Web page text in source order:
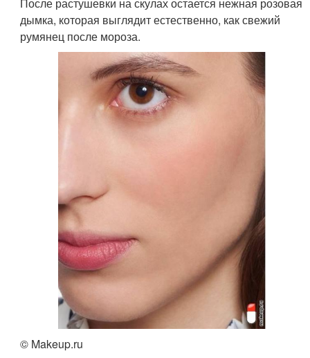
дымка, которая выглядит естественно, как свежий
румянец после мороза.
© Makeup.ru